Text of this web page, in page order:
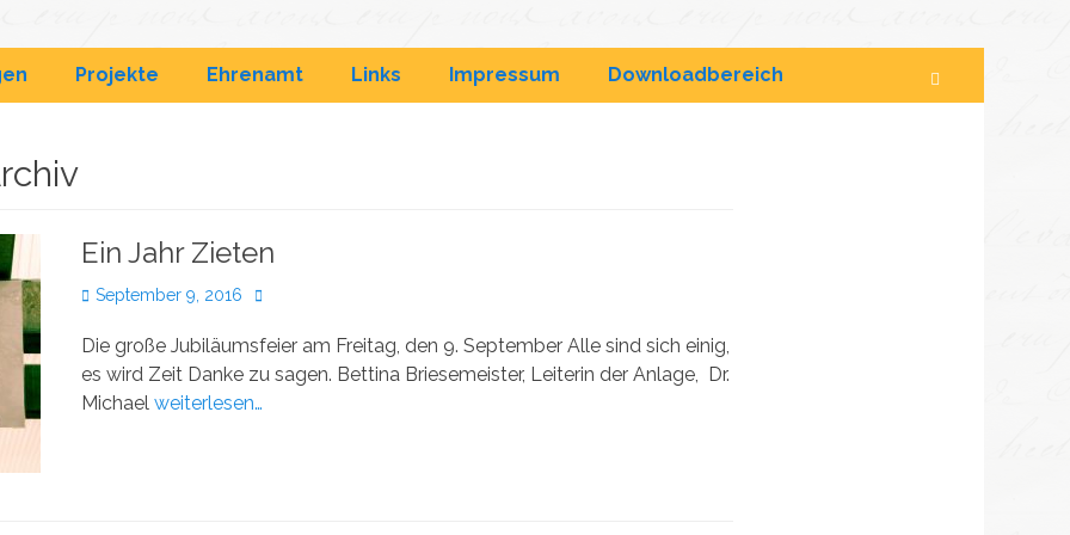
Projekte Ehrenamt Links Impressum Downloadbereich
Ein Jahr Zieten
Veröffentlicht
September 9, 2016 Autor
Die große Jubiläumsfeier am Freitag, den 9. September Alle sind sich einig,
es wird Zeit Danke zu sagen. Bettina Briesemeister, Leiterin der Anlage, Dr.
Michael weiterlesen…